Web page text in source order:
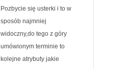
Pozbycie się usterki i to w
sposób najmniej
widoczny,do tego z góry
umówionym terminie to
kolejne atrybuty jakie